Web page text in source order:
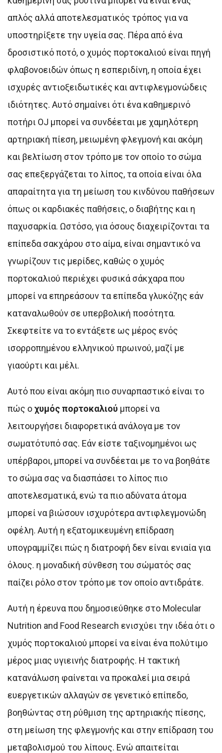
απλός αλλά αποτελεσματικός τρόπος για να
υποστηρίξετε την υγεία σας. Πέρα από ένα
δροσιστικό ποτό, ο χυμός πορτοκαλιού είναι πηγή
φλαβονοειδών όπως η εσπεριδίνη, η οποία έχει
ισχυρές αντιοξειδωτικές και αντιφλεγμονώδεις
ιδιότητες. Αυτό σημαίνει ότι ένα καθημερινό
ποτήρι OJ μπορεί να συνδέεται με χαμηλότερη
αρτηριακή πίεση, μειωμένη φλεγμονή και ακόμη
και βελτίωση στον τρόπο με τον οποίο το σώμα
σας επεξεργάζεται το λίπος, τα οποία είναι όλα
απαραίτητα για τη μείωση του κινδύνου παθήσεων
όπως οι καρδιακές παθήσεις, ο διαβήτης και η
παχυσαρκία. Ωστόσο, για όσους διαχειρίζονται τα
επίπεδα σακχάρου στο αίμα, είναι σημαντικό να
γνωρίζουν τις μερίδες, καθώς ο χυμός
πορτοκαλιού περιέχει φυσικά σάκχαρα που
μπορεί να επηρεάσουν τα επίπεδα γλυκόζης εάν
καταναλωθούν σε υπερβολική ποσότητα.
Σκεφτείτε να το εντάξετε ως μέρος ενός
ισορροπημένου ελληνικού πρωινού, μαζί με
γιαούρτι και μέλι.
Αυτό που είναι ακόμη πιο συναρπαστικό είναι το
πώς οχυμός πορτοκαλιού μπορεί να
λειτουργήσει διαφορετικά ανάλογα με τον
σωματότυπό σας. Εάν είστε ταξινομημένοι ως
υπέρβαροι, μπορεί να συνδέεται με το να βοηθάτε
το σώμα σας να διασπάσει το λίπος πιο
αποτελεσματικά, ενώ τα πιο αδύνατα άτομα
μπορεί να βιώσουν ισχυρότερα αντιφλεγμονώδη
οφέλη. Αυτή η εξατομικευμένη επίδραση
υπογραμμίζει πώς η διατροφή δεν είναι ενιαία για
όλους. η μοναδική σύνθεση του σώματός σας
παίζει ρόλο στον τρόπο με τον οποίο αντιδράτε.
Αυτή η έρευνα που δημοσιεύθηκε στο Molecular
Nutrition and Food Research ενισχύει την ιδέα ότι ο
χυμός πορτοκαλιού μπορεί να είναι ένα πολύτιμο
μέρος μιας υγιεινής διατροφής. Η τακτική
κατανάλωση φαίνεται να προκαλεί μια σειρά
ευεργετικών αλλαγών σε γενετικό επίπεδο,
βοηθώντας στη ρύθμιση της αρτηριακής πίεσης,
στη μείωση της φλεγμονής και στην επίδραση του
μεταβολισμού του λίπους. Ενώ απαιτείται